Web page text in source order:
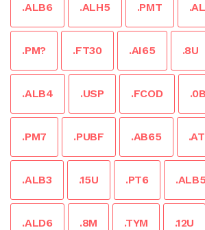
.ALB6 .ALH5 .PMT
.PM? .FT30 .AI65 .8U
.ALB4 .USP .FCOD .0B
.PM7 .PUBF .AB65
.ALB3 .15U .PT6
.ALD6 .8M .TYM .12U